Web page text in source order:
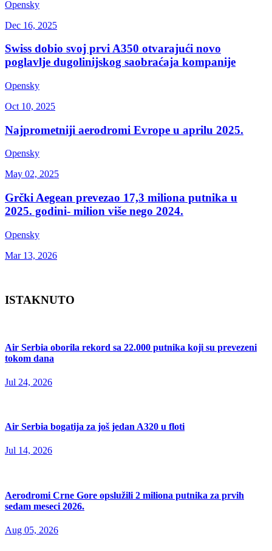
Opensky
Dec 16, 2025
Swiss dobio svoj prvi A350 otvarajući novo
poglavlje dugolinijskog saobraćaja kompanije
Opensky
Oct 10, 2025
Najprometniji aerodromi Evrope u aprilu 2025.
Opensky
May 02, 2025
Grčki Aegean prevezao 17,3 miliona putnika u
2025. godini- milion više nego 2024.
Opensky
Mar 13, 2026
ISTAKNUTO
Air Serbia oborila rekord sa 22.000 putnika koji su prevezeni
tokom dana
Jul 24, 2026
Air Serbia bogatija za još jedan A320 u floti
Jul 14, 2026
Aerodromi Crne Gore opslužili 2 miliona putnika za prvih
sedam meseci 2026.
Aug 05, 2026